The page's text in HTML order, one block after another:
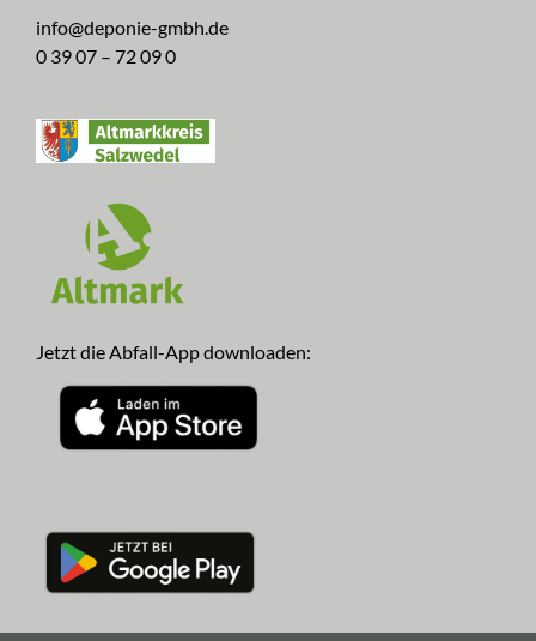
info@deponie-gmbh.de
0 39 07 – 72 09 0
Jetzt die Abfall-App downloaden: